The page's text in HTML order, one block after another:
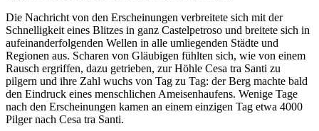
Die Nachricht von den Erscheinungen verbreitete sich mit der
Schnelligkeit eines Blitzes in ganz Castelpetroso und breitete sich in
aufeinanderfolgenden Wellen in alle umliegenden Städte und
Regionen aus. Scharen von Gläubigen fühlten sich, wie von einem
Rausch ergriffen, dazu getrieben, zur Höhle Cesa tra Santi zu
pilgern und ihre Zahl wuchs von Tag zu Tag: der Berg machte bald
den Eindruck eines menschlichen Ameisenhaufens. Wenige Tage
nach den Erscheinungen kamen an einem einzigen Tag etwa 4000
Pilger nach Cesa tra Santi.